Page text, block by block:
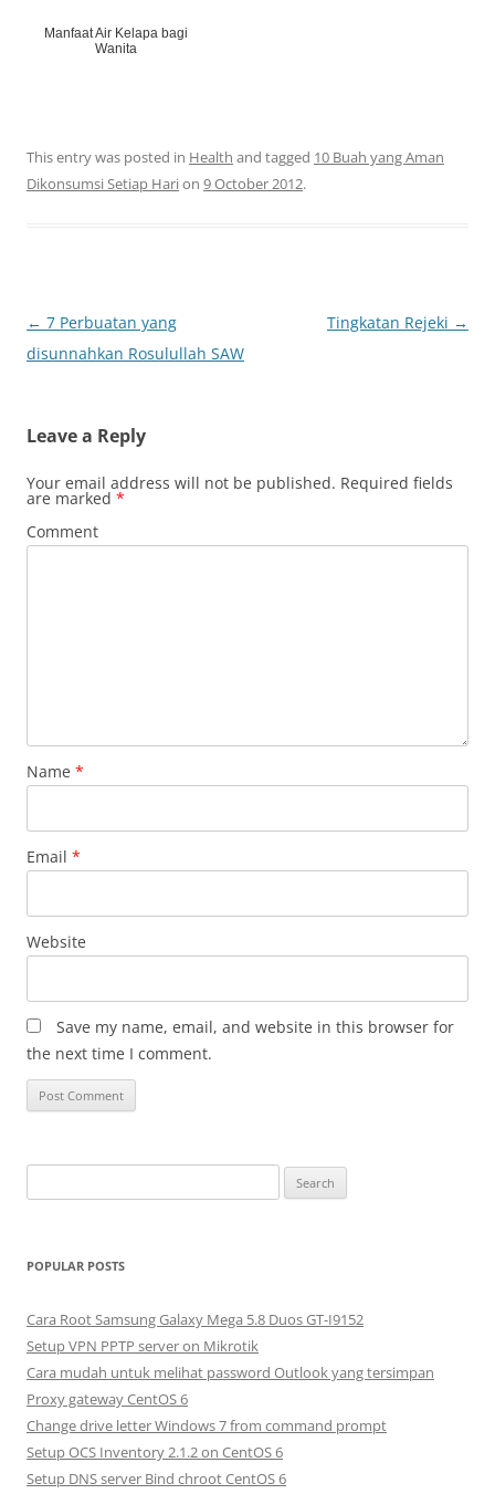
Manfaat Air Kelapa bagi
Wanita
This entry was posted in Health and tagged 10 Buah yang Aman
Dikonsumsi Setiap Harion 9 October 2012.
Post
navigation
← 7 Perbuatan yang
disunnahkan Rosulullah SAW
Tingkatan Rejeki →
Leave a Reply
Your email address will not be published. Required fields
are marked *
Comment
Name *
Email *
Website
Save my name, email, and website in this browser for
the next time I comment.
e
r
h
f
o
r
:
POPULAR POSTS
Cara Root Samsung Galaxy Mega 5.8 Duos GT-I9152
Setup VPN PPTP server on Mikrotik
Cara mudah untuk melihat password Outlook yang tersimpan
Proxy gateway CentOS 6
Change drive letter Windows 7 from command prompt
Setup OCS Inventory 2.1.2 on CentOS 6
Setup DNS server Bind chroot CentOS 6